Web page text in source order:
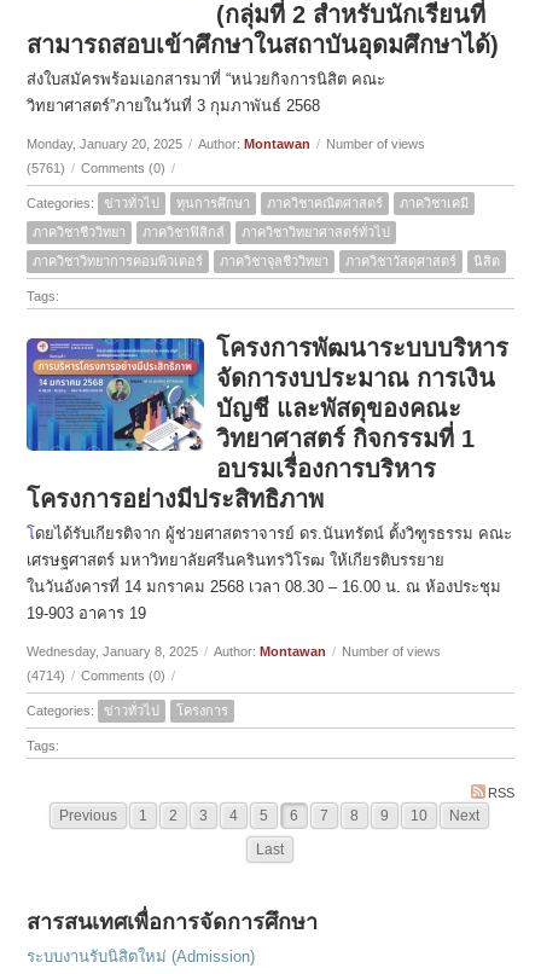
(กลุ่มที่ 2 สำหรับนักเรียนที่
สามารถสอบเข้าศึกษาในสถาบันอุดมศึกษาได้)
ส่งใบสมัครพร้อมเอกสารมาที่ “หน่วยกิจการนิสิต คณะ
วิทยาศาสตร์”ภายในวันที่ 3 กุมภาพันธ์ 2568
Monday, January 20, 2025 / Author:Montawan / Number of views
(5761) / Comments (0) /
Categories: ข่าวทั่วไป ทุนการศึกษา ภาควิชาคณิตศาสตร์
ภาควิชาเคมี
ภาควิชาชีววิทยา
ภาควิชาฟิสิกส์
ภาควิชาวิทยาศาสตร์ทั่วไป
ภาควิชาวิทยาการคอมพิวเตอร์
ภาควิชาจุลชีววิทยา ภาควิชาวัสดุศาสตร์ นิสิต
Tags:
โครงการพัฒนาระบบบริหาร
จัดการงบประมาณ การเงิน
บัญชี และพัสดุของคณะ
วิทยาศาสตร์ กิจกรรมที่ 1
อบรมเรื่องการบริหาร
โครงการอย่างมีประสิทธิภาพ
โดยได้รับเกียรติจาก ผู้ช่วยศาสตราจารย์ ดร.นันทรัตน์ ตั้งวิฑูรธรรม คณะ
เศรษฐศาสตร์ มหาวิทยาลัยศรีนครินทรวิโรฒ ให้เกียรติบรรยาย
ในวันอังคารที่ 14 มกราคม 2568 เวลา 08.30 – 16.00 น. ณ ห้องประชุม
19-903 อาคาร 19
Wednesday, January 8, 2025 / Author:Montawan / Number of views
(4714) / Comments (0) /
Categories: ข่าวทั่วไป โครงการ
Tags:
RSS
Previous 1 2 3 4 5 6 7 8 9 10
Next
Last
สารสนเทศเพื่อการจัดการศึกษา
ระบบงานรับนิสิตใหม่ (Admission)